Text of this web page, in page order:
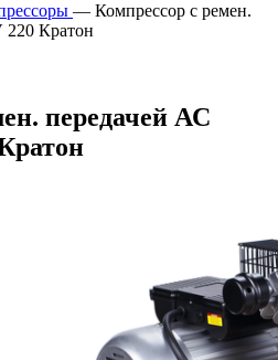
— Компрессор с ремен.
220 Кратон
передачей АС